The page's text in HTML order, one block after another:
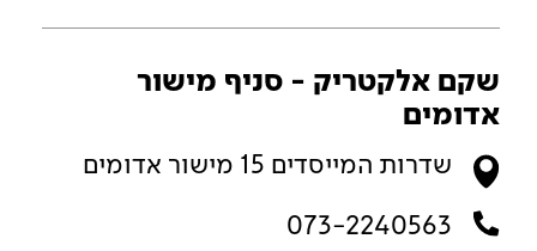
שקם אלקטריק - סניף מישור
אדומים
שדרות המייסדים 15 מישור אדומים
073-2240563